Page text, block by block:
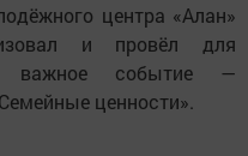
центра «Алан»
и провёл для
важное событие —
ценности».